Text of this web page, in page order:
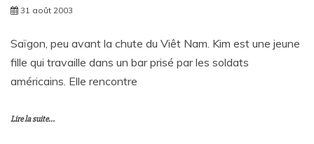
31 août 2003
Saïgon, peu avant la chute du Viêt Nam. Kim est une jeune
fille qui travaille dans un bar prisé par les soldats
américains. Elle rencontre
Lire la suite...